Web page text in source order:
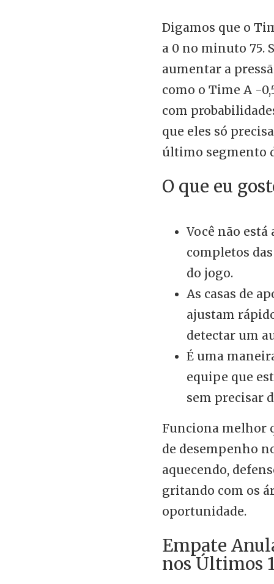
Digamos que o
a 0 no minuto 75.
aumentar a
como o Time A -
com
que eles só
último segmento
O que eu
Você não
completos
do jogo.
As casas de
ajustam
detectar um
É uma
equipe que
sem precisar
Funciona melhor
de desempenho
aquecendo,
gritando com os
oportunidade.
Empate
nos Últimos